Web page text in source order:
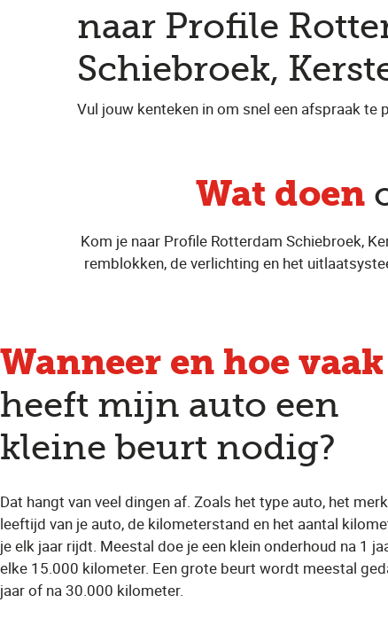
naar Profile
Schiebroek,
Vul jouw kenteken in om snel een afspraak te
Wat doen
Kom je naar Profile Rotterdam Schiebroek,
remblokken, de verlichting en het
Wanneer en hoe vaak
heeft mijn auto een
kleine beurt nodig?
Dat hangt van veel dingen af. Zoals het type auto, het
leeftijd van je auto, de kilometerstand en het aantal
je elk jaar rijdt. Meestal doe je een klein onderhoud na 1
elke 15.000 kilometer. Een grote beurt wordt meestal
jaar of na 30.000 kilometer.